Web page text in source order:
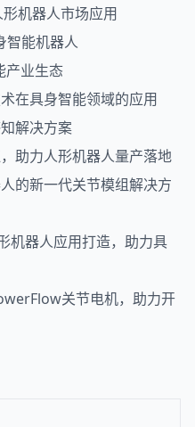
机器人市场应用
智能机器人
产业生态
在具身智能领域的应用
解决方案
助力人形机器人量产落地
的新一代关节模组解决方
机器人应用打造，助力具
关节电机，助力开